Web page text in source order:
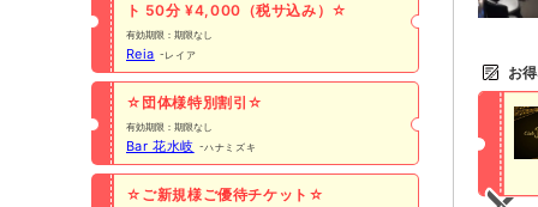
お
ト 50分 ¥4,000（税サ込み）☆
有効期限：期限なし
Reia レイア
☆団体様特別割引☆
有効期限：期限なし
Bar 花水岐 ハナミズキ
☆ご新規様ご優待チケット☆